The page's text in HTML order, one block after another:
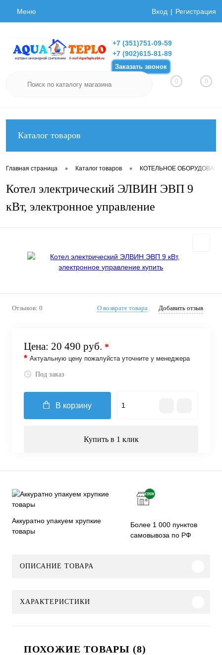
Меню Вход Регистрация
+7 (351)751-09-59
+7 (902)615-81-89
Заказать звонок
0 0
Каталог товаров
Главная страница • Каталог товаров • КОТЕЛЬНОЕ
Котел электрический ЭЛВИН ЭВП 9
кВт, электронное управление
Отзывов: 0 О возврате товара Добавить отзыв
Цена: 20 490 руб. *
* Актуальную цену пожалуйста уточните у менеджера
Под заказ
В корзину
Купить в 1 клик
Аккуратно упакуем хрупкие
товары
Более 1 000 пунктов
самовывоза по РФ
ОПИСАНИЕ ТОВАРА
ХАРАКТЕРИСТИКИ
ПОХОЖИЕ ТОВАРЫ (8)